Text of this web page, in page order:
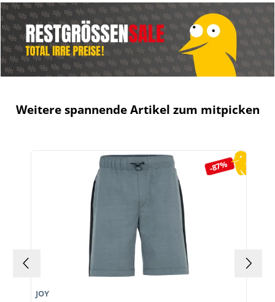
Weitere spannende Artikel zum mitpicken
Produktgalerie überspringen
-87%
JOY